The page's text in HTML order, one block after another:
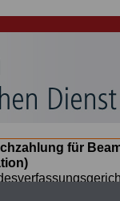
für